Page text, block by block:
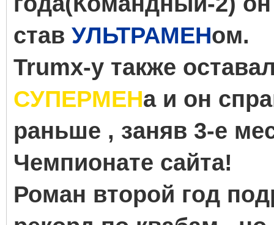
став УЛЬТРАМЕНом.
Trumx-у также
СУПЕРМЕНа и он
раньше , заняв 3-е
Чемпионате сайта!
Роман второй год